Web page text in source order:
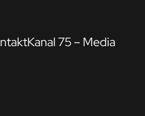
Kanal 75 – Media